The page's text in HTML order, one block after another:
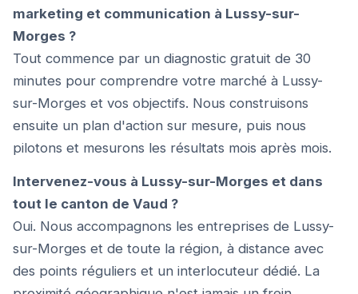
marketing et communication à Lussy-sur-
Morges ?
Tout commence par un diagnostic gratuit de 30
minutes pour comprendre votre marché à Lussy-
sur-Morges et vos objectifs. Nous construisons
ensuite un plan d'action sur mesure, puis nous
pilotons et mesurons les résultats mois après mois.
Intervenez-vous à Lussy-sur-Morges et dans
tout le canton de Vaud ?
Oui. Nous accompagnons les entreprises de Lussy-
sur-Morges et de toute la région, à distance avec
des points réguliers et un interlocuteur dédié. La